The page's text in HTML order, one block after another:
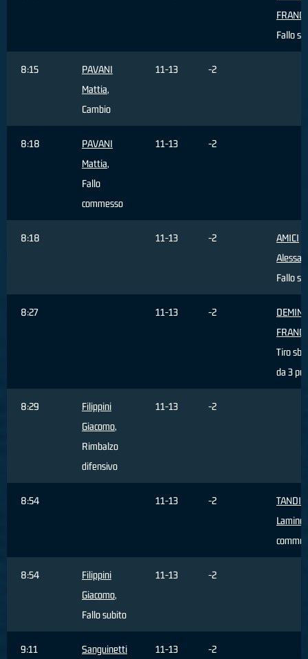
Fallo
8:15
PAVANI
Mattia,
Cambio
11-13 -2
8:18
PAVANI
Mattia,
Fallo
commesso
11-13 -2
8:18 11-13 -2
AMICI
Fallo
8:27 11-13 -2
Tiro
da 3
8:29
Filippini
Giacomo,
Rimbalzo
difensivo
11-13 -2
8:54 11-13 -2
TANDIA
Lamine
8:54
Filippini
Giacomo,
Fallo subito
11-13 -2
9:11 Sanguinetti 11-13 -2